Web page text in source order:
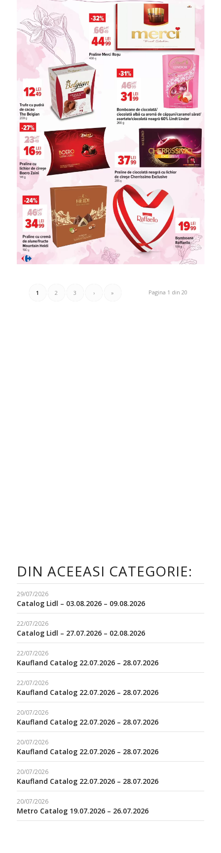
Pagina 1 din 20
1 2 3 › »
DIN ACEEASI CATEGORIE:
29/07/2026
Catalog Lidl – 03.08.2026 – 09.08.2026
22/07/2026
Catalog Lidl – 27.07.2026 – 02.08.2026
22/07/2026
Kaufland Catalog 22.07.2026 – 28.07.2026
22/07/2026
Kaufland Catalog 22.07.2026 – 28.07.2026
20/07/2026
Kaufland Catalog 22.07.2026 – 28.07.2026
20/07/2026
Kaufland Catalog 22.07.2026 – 28.07.2026
20/07/2026
Kaufland Catalog 22.07.2026 – 28.07.2026
20/07/2026
Metro Catalog 19.07.2026 – 26.07.2026